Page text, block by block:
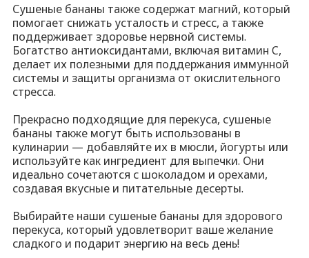
Сушеные бананы также содержат магний, который
помогает снижать усталость и стресс, а также
поддерживает здоровье нервной системы.
Богатство антиоксидантами, включая витамин C,
делает их полезными для поддержания иммунной
системы и защиты организма от окислительного
стресса.
Прекрасно подходящие для перекуса, сушеные
бананы также могут быть использованы в
кулинарии — добавляйте их в мюсли, йогурты или
используйте как ингредиент для выпечки. Они
идеально сочетаются с шоколадом и орехами,
создавая вкусные и питательные десерты.
Выбирайте наши сушеные бананы для здорового
перекуса, который удовлетворит ваше желание
сладкого и подарит энергию на весь день!